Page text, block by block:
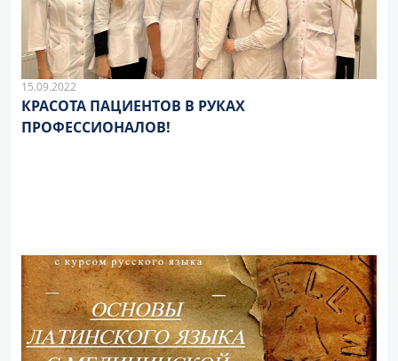
15.09.2022
КРАСОТА ПАЦИЕНТОВ В РУКАХ
ПРОФЕССИОНАЛОВ!